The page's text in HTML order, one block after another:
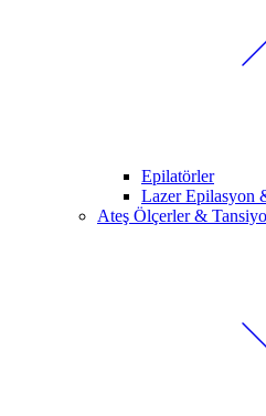
Epilatörler
Lazer Epilasyon
Ateş Ölçerler &